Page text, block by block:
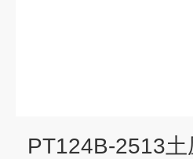
PT124B-2513土